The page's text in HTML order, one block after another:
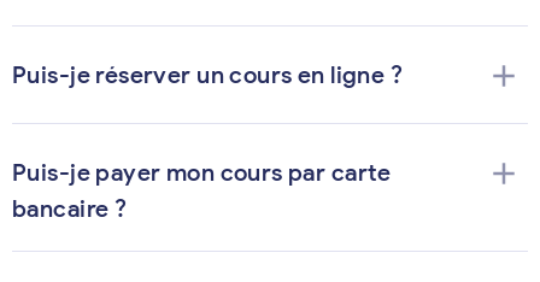
Puis-je réserver un cours en ligne ? add
Puis-je payer mon cours par carte
bancaire ?
add